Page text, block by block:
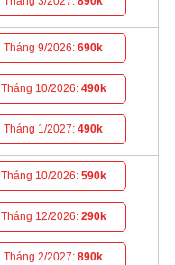
Tháng 9/2026:690k
Tháng 10/2026: 490k
Tháng 1/2027:490k
Tháng 10/2026: 590k
Tháng 12/2026: 290k
Tháng 2/2027:890k